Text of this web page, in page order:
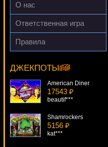
aleg***
О нас
Ответственная игра
Правила
ДЖЕКПОТЫ
Reel Steal
turen***
American Diner
17543 ₽
beautif***
Shamrockers
5156 ₽
kat***